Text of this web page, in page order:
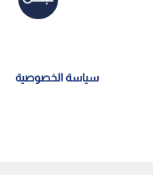
سياسة الخصوصية